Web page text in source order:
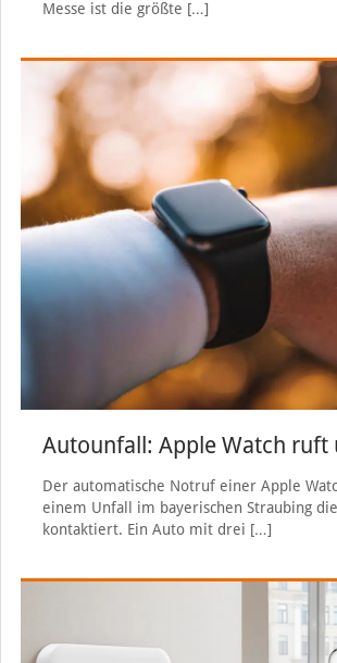
Messe ist die größte […]
Autounfall: Apple Watch ruft
Der automatische Notruf einer Apple
einem Unfall im bayerischen Straubing
kontaktiert. Ein Auto mit drei […]